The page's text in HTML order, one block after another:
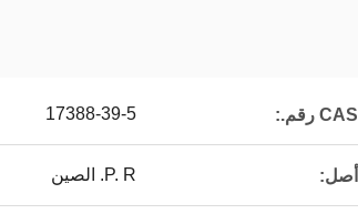
CAS رقم.: 17388-39-5
أصل: P. R. الصين